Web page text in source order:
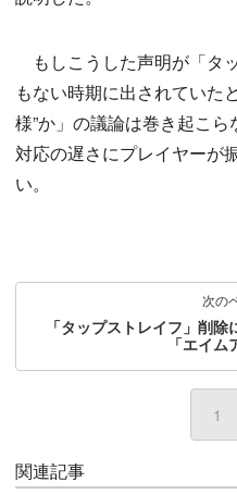
もしこうした声明が「タ
もない時期に出されていた
様”か」の議論は巻き起こ
対応の遅さにプレイヤーが
い。
次の
「タップストレイフ」削
「エイ
1
関連記事